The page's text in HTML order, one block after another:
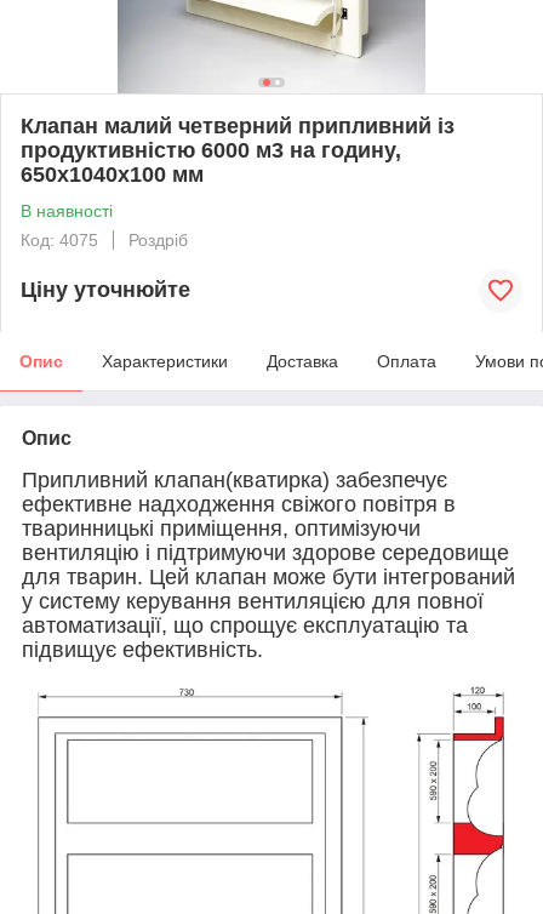
Клапан малий четверний припливний із
продуктивністю 6000 м3 на годину,
650x1040x100 мм
В наявності
Код: 4075
Роздріб
Ціну уточнюйте
Опис Характеристики Доставка Оплата Умови
Опис
Припливний клапан(кватирка) забезпечує
ефективне надходження свіжого повітря в
тваринницькі приміщення, оптимізуючи
вентиляцію і підтримуючи здорове середовище
для тварин. Цей клапан може бути інтегрований
у систему керування вентиляцією для повної
автоматизації, що спрощує експлуатацію та
підвищує ефективність.